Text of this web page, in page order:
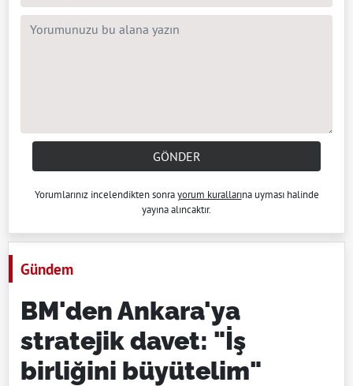
GÖNDER
Yorumlarınız incelendikten sonrayorum kurallarına uyması halinde
yayına alıncaktır.
Gündem
BM'den Ankara'ya
stratejik davet: "İş
birliğini büyütelim"